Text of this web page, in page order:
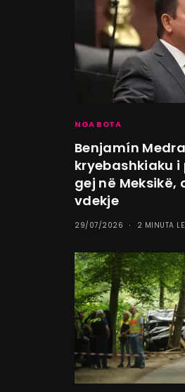
NGA BOTA
Benjamín
kryebashkiaku
gej në Meksikë,
vdekje
29/07/2026 2 MINUTA